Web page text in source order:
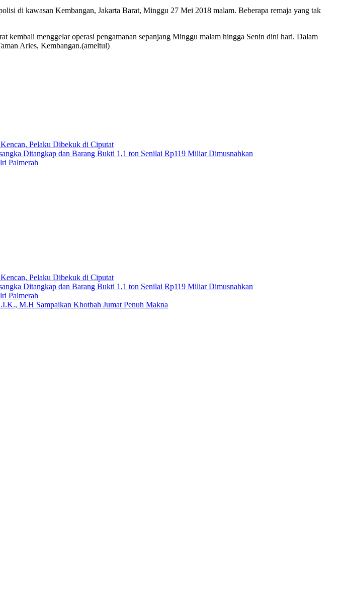
di kawasan Kembangan, Jakarta Barat, Minggu 27 Mei 2018 malam. Beberapa remaja yang tak
kembali menggelar operasi pengamanan sepanjang Minggu malam hingga Senin dini hari. Dalam
Aries, Kembangan.(ameltul)
Pelaku Dibekuk di Ciputat
Ditangkap dan Barang Bukti 1,1 ton Senilai Rp119 Miliar Dimusnahkan
Palmerah
Pelaku Dibekuk di Ciputat
Ditangkap dan Barang Bukti 1,1 ton Senilai Rp119 Miliar Dimusnahkan
Palmerah
M.H Sampaikan Khotbah Jumat Penuh Makna